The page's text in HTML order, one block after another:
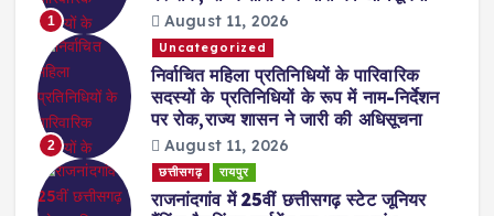
1 August 11, 2026
2
Uncategorized
निर्वाचित महिला प्रतिनिधियों के पारिवारिक
सदस्यों के प्रतिनिधियों के रूप में नाम-निर्देशन
पर रोक,राज्य शासन ने जारी की अधिसूचना
August 11, 2026
छत्तीसगढ़ रायपुर
राजनांदगांव में 25वीं छत्तीसगढ़ स्टेट जूनियर